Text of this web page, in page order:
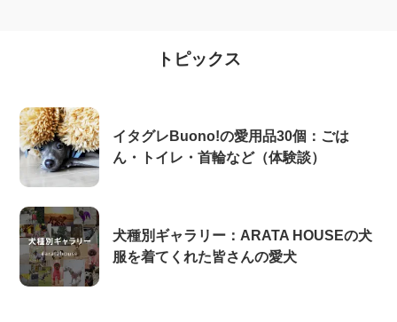
トピックス
イタグレBuono!の愛用品30個：ごは
ん・トイレ・首輪など（体験談）
犬種別ギャラリー：ARATA HOUSEの犬
服を着てくれた皆さんの愛犬